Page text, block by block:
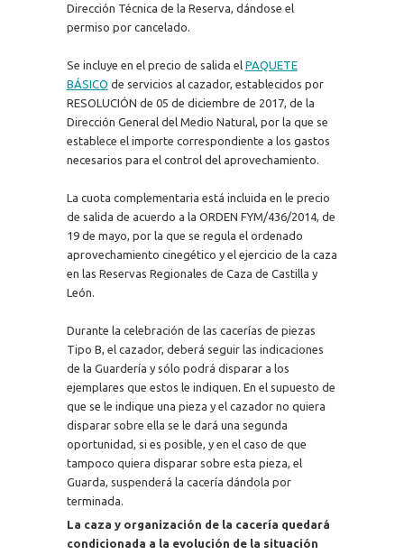
Dirección Técnica de la Reserva, dándose el
permiso por cancelado.
Se incluye en el precio de salida el PAQUETE
BÁSICO de servicios al cazador, establecidos por
RESOLUCIÓN de 05 de diciembre de 2017, de la
Dirección General del Medio Natural, por la que se
establece el importe correspondiente a los gastos
necesarios para el control del aprovechamiento.
La cuota complementaria está incluida en le precio
de salida de acuerdo a la ORDEN FYM/436/2014, de
19 de mayo, por la que se regula el ordenado
aprovechamiento cinegético y el ejercicio de la caza
en las Reservas Regionales de Caza de Castilla y
León.
Durante la celebración de las cacerías de piezas
Tipo B, el cazador, deberá seguir las indicaciones
de la Guardería y sólo podrá disparar a los
ejemplares que estos le indiquen. En el supuesto de
que se le indique una pieza y el cazador no quiera
disparar sobre ella se le dará una segunda
oportunidad, si es posible, y en el caso de que
tampoco quiera disparar sobre esta pieza, el
Guarda, suspenderá la cacería dándola por
terminada.
La caza y organización de la cacería quedará
condicionada a la evolución de la situación